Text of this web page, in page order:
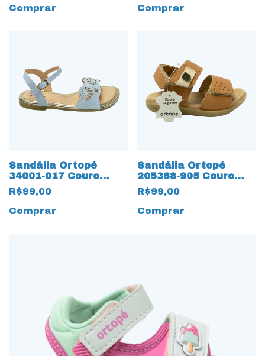
Comprar
Comprar
Sandália Ortopé
34001-017 Couro
Natural com palmilha
12958 Duo Soft
R$99,00
Comprar
Sandália Ortopé
205368-905 Couro
Natural com 12962
Velcro para ajuste
R$99,00
Comprar